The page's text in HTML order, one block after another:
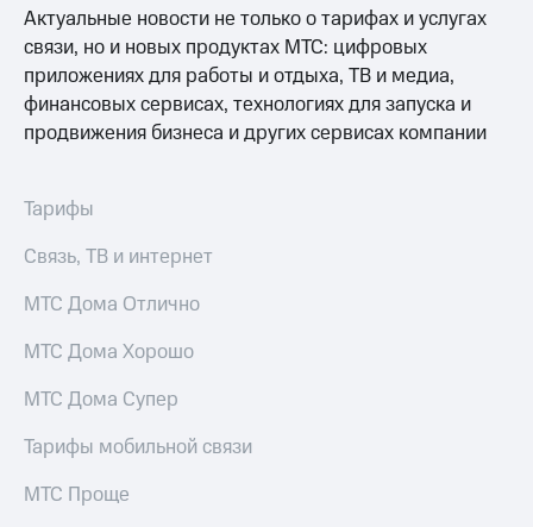
Актуальные новости не только о тарифах и услугах
связи, но и новых продуктах МТС: цифровых
приложениях для работы и отдыха, ТВ и медиа,
финансовых сервисах, технологиях для запуска и
продвижения бизнеса и других сервисах компании
Тарифы
Связь, ТВ и интернет
МТС Дома Отлично
МТС Дома Хорошо
МТС Дома Супер
Тарифы мобильной связи
МТС Проще